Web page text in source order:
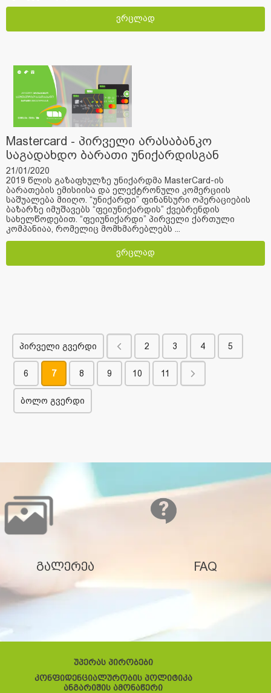
ვრცლად
Mastercard - პირველი არასაბანკო
საგადახდო ბარათი უნიქარდისგან
21/01/2020
2019 წლის გაზაფხულზე უნიქარდმა MasterCard-ის
ბარათების ემისიისა და ელექტრონული კომერციის
საშუალება მიიღო. “უნიქარდი” ფინანსური ოპერაციების
ბაზარზე იმუშავებს “ფეიუნიქარდის” ქვებრენდის
სახელწოდებით. “ფეიუნიქარდი” პირველი ქართული
კომპანიაა, რომელიც მომხმარებლებს ...
ვრცლად
პირველი გვერდი 2 3 4 5
6 7 8 9 10 11
ბოლო გვერდი
გალერეა FAQ
უპერას პირობები
კონფიდენციალურობის პოლიტიკა
ანგარიშის ამონაწერი